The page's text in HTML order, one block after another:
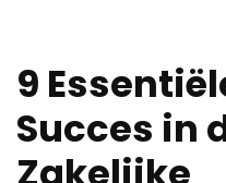
9
Succes in